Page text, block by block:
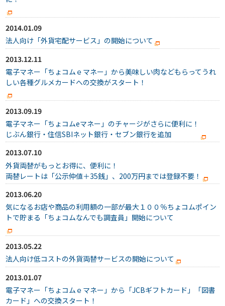
2014.01.09
法人向け「外貨宅配サービス」の開始について
2013.12.11
電子マネー「ちょコムｅマネー」から美味しい肉などもらってうれ
しい各種グルメカードへの交換がスタート！
2013.09.19
電子マネー「ちょコムeマネー」のチャージがさらに便利に！
じぶん銀行・住信SBIネット銀行・セブン銀行を追加
2013.07.10
外貨両替がもっとお得に、便利に！
両替レートは「公示仲値＋35銭」、200万円までは登録不要！
2013.06.20
気になるお店や商品の利用額の一部が最大１００％ちょコムポイン
トで貯まる「ちょコムなんでも調査員」開始について
2013.05.22
法人向け低コストの外貨両替サービスの開始について
2013.01.07
電子マネー「ちょコムｅマネー」から「JCBギフトカード」「図書
カード」への交換スタート！